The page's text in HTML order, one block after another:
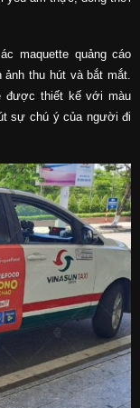
maquette quảng cáo
thu hút và bắt mắt.
được thiết kế với màu
sự chú ý của người đi